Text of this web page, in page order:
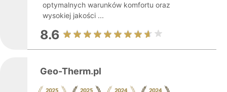
optymalnych warunków komfortu oraz
wysokiej jakości ...
8.6
Geo-Therm.pl